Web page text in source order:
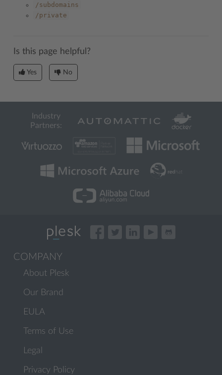
/subdomains
/private
Is this page helpful?
Yes No
Industry
Partners:
COMPANY
About Plesk
Our Brand
EULA
Terms of Use
Legal
Privacy Policy